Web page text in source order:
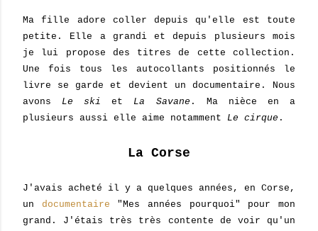
Ma fille adore coller depuis qu'elle est toute
petite. Elle a grandi et depuis plusieurs mois
je lui propose des titres de cette collection.
Une fois tous les autocollants positionnés le
livre se garde et devient un documentaire. Nous
avons Le ski et La Savane . Ma nièce en a
plusieurs aussi elle aime notamment Le cirque .
La Corse
J'avais acheté il y a quelques années, en Corse,
un documentaire "Mes années pourquoi" pour mon
grand. J'étais très très contente de voir qu'un